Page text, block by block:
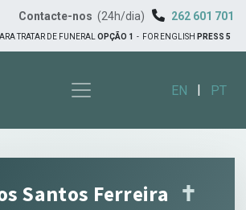
Contacte-nos (24h/dia) 262 601 701
TRATAR DE FUNERAL OPÇÃO 1 - FOR ENGLISH PRESS 5
EN | PT
Santos Ferreira ✝︎